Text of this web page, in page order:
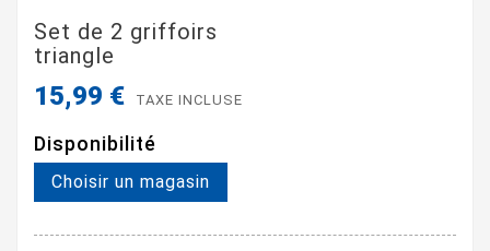
Set de 2 griffoirs
triangle
15,99 € TAXE INCLUSE
Disponibilité
Choisir un magasin